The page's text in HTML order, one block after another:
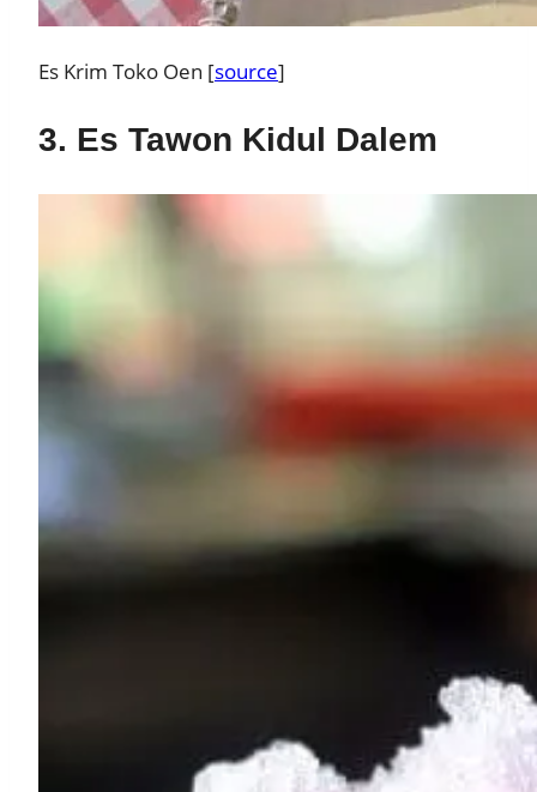
Es Krim Toko Oen [source]
3. Es Tawon Kidul Dalem